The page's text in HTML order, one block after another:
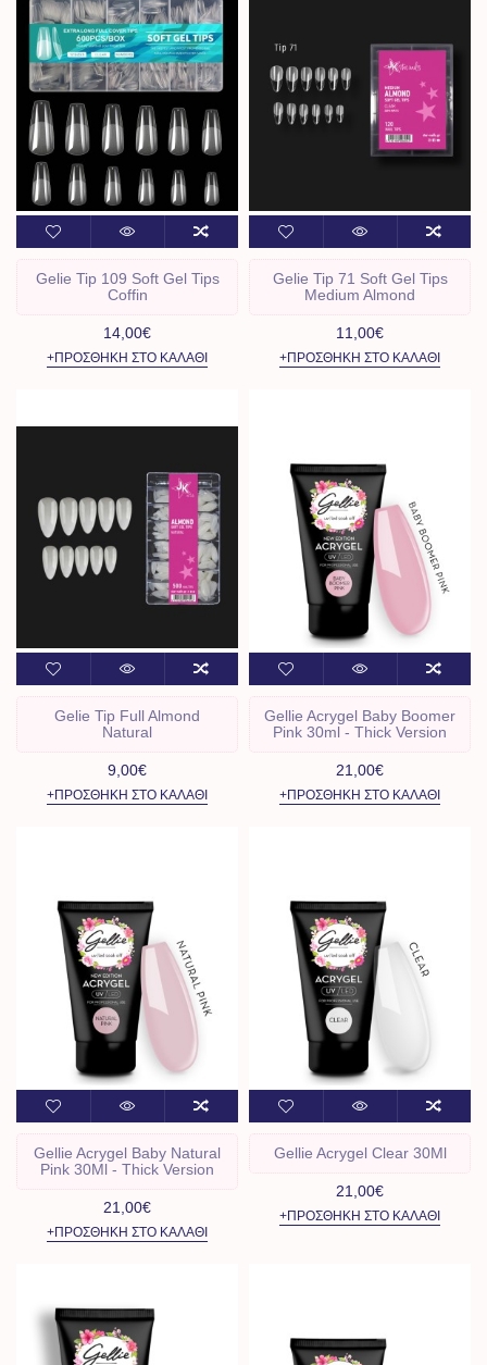
Gelie Tip 109 Soft Gel Tips
Coffin
14,00€
+ΠΡΟΣΘΉΚΗ ΣΤΟ ΚΑΛΆΘΙ
Gelie Tip 71 Soft Gel Tips
Medium Almond
11,00€
+ΠΡΟΣΘΉΚΗ ΣΤΟ ΚΑΛΆΘΙ
Gelie Tip Full Almond
Natural
9,00€
+ΠΡΟΣΘΉΚΗ ΣΤΟ ΚΑΛΆΘΙ
Gellie Acrygel Baby Boomer
Pink 30ml - Thick Version
21,00€
+ΠΡΟΣΘΉΚΗ ΣΤΟ ΚΑΛΆΘΙ
Gellie Acrygel Baby Natural
Pink 30Ml - Thick Version
21,00€
+ΠΡΟΣΘΉΚΗ ΣΤΟ ΚΑΛΆΘΙ
Gellie Acrygel Clear 30Ml
21,00€
+ΠΡΟΣΘΉΚΗ ΣΤΟ ΚΑΛΆΘΙ